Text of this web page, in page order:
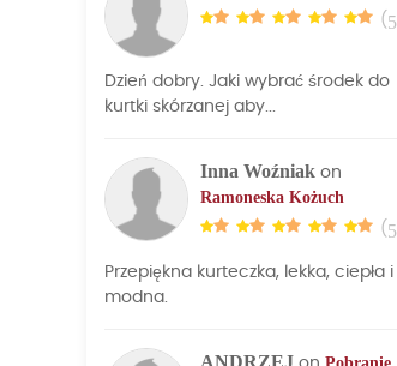
( 5
Dzień dobry. Jaki wybrać środek do
kurtki skórzanej aby...
Inna Woźniak on
Ramoneska Kożuch
( 5
Przepiękna kurteczka, lekka, ciepła i
modna.